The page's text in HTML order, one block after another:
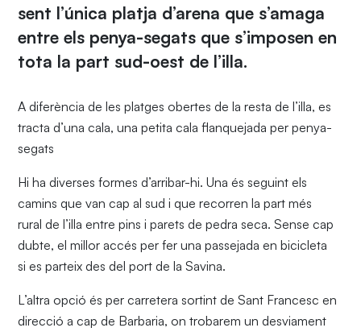
sent l’única platja d’arena que s’amaga
entre els penya-segats que s’imposen en
tota la part sud-oest de l’illa.
A diferència de les platges obertes de la resta de l’illa, es
tracta d’una cala, una petita cala flanquejada per penya-
segats
Hi ha diverses formes d’arribar-hi. Una és seguint els
camins que van cap al sud i que recorren la part més
rural de l’illa entre pins i parets de pedra seca. Sense cap
dubte, el millor accés per fer una passejada en bicicleta
si es parteix des del port de la Savina.
L’altra opció és per carretera sortint de Sant Francesc en
direcció a cap de Barbaria, on trobarem un desviament